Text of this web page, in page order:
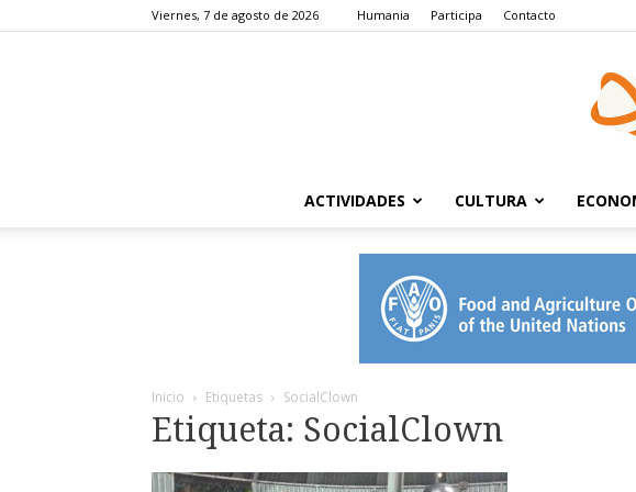
Viernes, 7 de agosto de 2026 Humania Participa Contacto
ACTIVIDADES CULTURA
Inicio Etiquetas SocialClown
Etiqueta: SocialClown